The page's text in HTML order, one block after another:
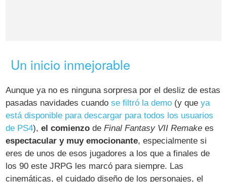
Un inicio inmejorable
Aunque ya no es ninguna sorpresa por el desliz de estas
pasadas navidades cuandose filtró la demo (y queya
está disponible para descargar para todos los usuarios
de PS4),el comienzo deFinal Fantasy VII Remake es
espectacular y muy emocionante, especialmente si
eres de unos de esos jugadores a los que a finales de
los 90 este JRPG les marcó para siempre. Las
cinemáticas, el cuidado diseño de los personajes, el